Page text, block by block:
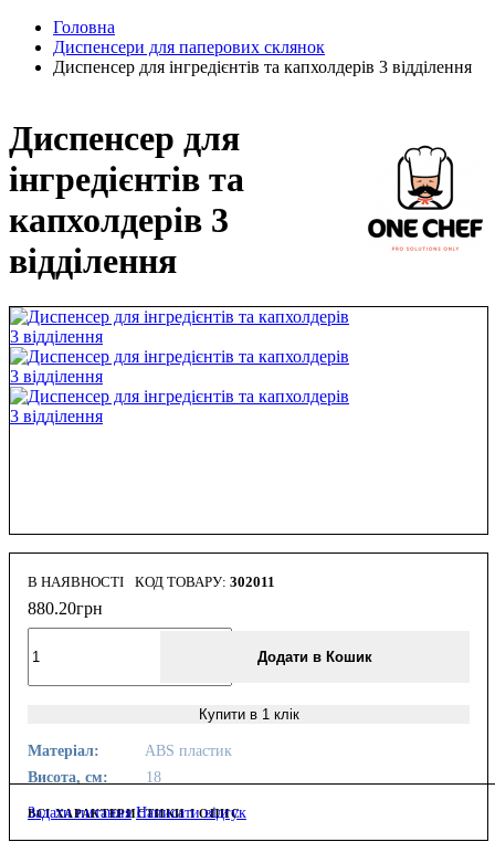
Головна
Диспенсери для паперових склянок
Диспенсер для інгредієнтів та капхолдерів 3 відділення
Диспенсер для
інгредієнтів та
капхолдерів 3
відділення
В НАЯВНОСТІ 302011
880.20грн
Додати в Кошик
Купити в 1 клік
Матеріал:
ABS пластик
Висота, см:
18
ВСІ ХАРАКТЕРИСТИКИ І ОПИС
Задати питання Написати відгук